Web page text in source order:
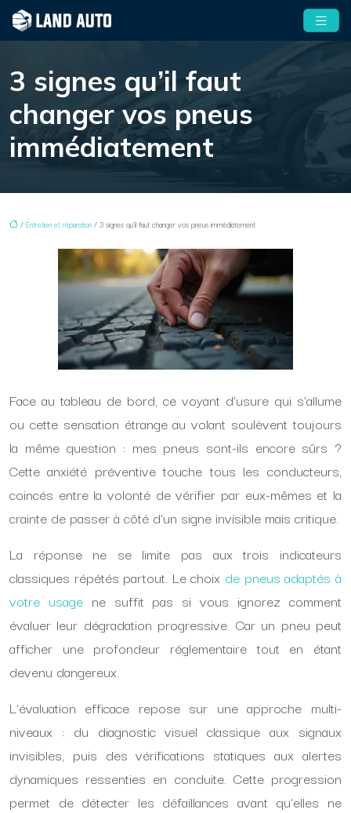
3 signes qu’il faut
changer vos pneus
immédiatement
/ Entretien et réparation / 3 signes qu’il faut changer vos pneus immédiatement
Face au tableau de bord, ce voyant d’usure qui s’allume
ou cette sensation étrange au volant soulèvent toujours
la même question : mes pneus sont-ils encore sûrs ?
Cette anxiété préventive touche tous les conducteurs,
coincés entre la volonté de vérifier par eux-mêmes et la
crainte de passer à côté d’un signe invisible mais critique.
La réponse ne se limite pas aux trois indicateurs
classiques répétés partout. Le choix de pneus adaptés à
votre usagene suffit pas si vous ignorez comment
évaluer leur dégradation progressive. Car un pneu peut
afficher une profondeur réglementaire tout en étant
devenu dangereux.
L’évaluation efficace repose sur une approche multi-
niveaux : du diagnostic visuel classique aux signaux
invisibles, puis des vérifications statiques aux alertes
dynamiques ressenties en conduite. Cette progression
permet de détecter les défaillances avant qu’elles ne